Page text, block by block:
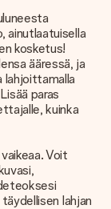
ainutlaatuisella
kosketus!
ääressä, ja
lahjoittamalla
paras
kuinka
Voit
lahjan